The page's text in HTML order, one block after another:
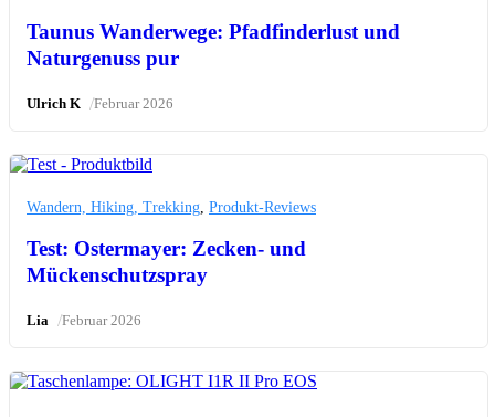
Taunus Wanderwege: Pfadfinderlust und
Naturgenuss pur
Ulrich K /Februar 2026
Wandern, Hiking, Trekking Produkt-Reviews
Test: Ostermayer: Zecken- und
Mückenschutzspray
Lia /Februar 2026